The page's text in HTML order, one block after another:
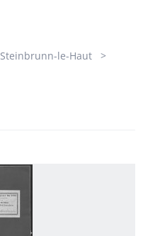
Steinbrunn-le-Haut